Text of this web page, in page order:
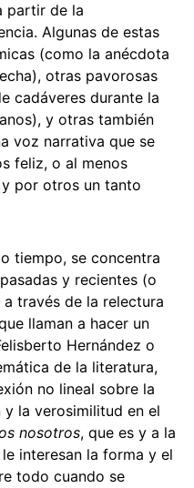
partir de la
Algunas de estas
(como la anécdota
otras pavorosas
cadáveres durante la
y otras también
voz narrativa que se
feliz, o al menos
por otros un tanto
tiempo, se concentra
y recientes (o
través de la relectura
llaman a hacer un
Hernández o
de la literatura,
no lineal sobre la
la verosimilitud en el
nosotros, que es y a la
interesan la forma y el
todo cuando se